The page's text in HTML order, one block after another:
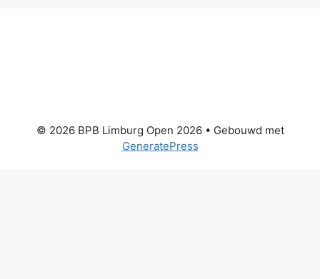
© 2026 BPB Limburg Open 2026• Gebouwd met
GeneratePress